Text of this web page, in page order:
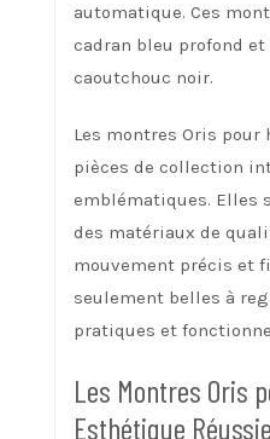
automatique. Ces
cadran bleu profond et
caoutchouc noir.
Les montres Oris pour
pièces de collection
emblématiques. Elles
des matériaux de
mouvement précis et
seulement belles à
pratiques et
Les Montres Oris
Esthétique Réussie